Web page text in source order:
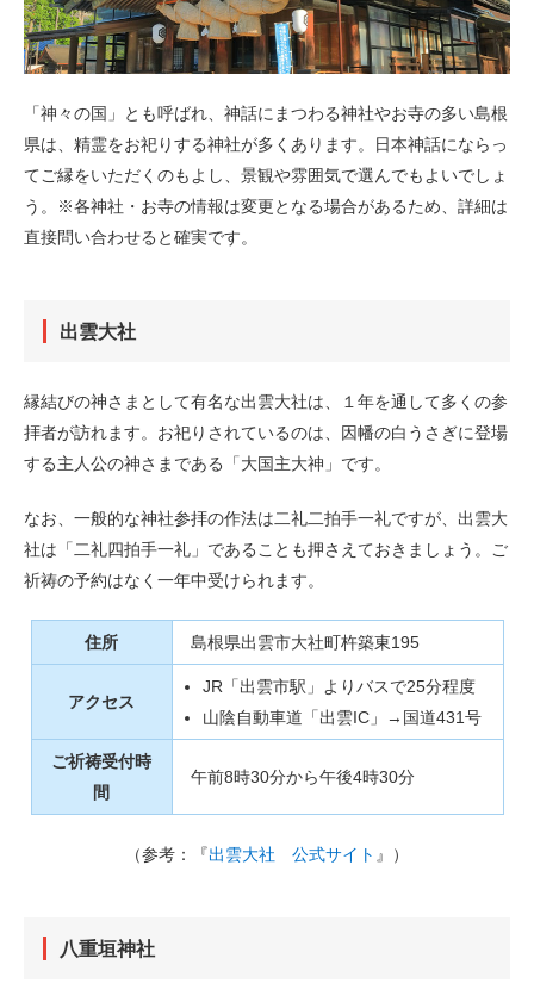
「神々の国」とも呼ばれ、神話にまつわる神社やお寺の多い島根
県は、精霊をお祀りする神社が多くあります。日本神話にならっ
てご縁をいただくのもよし、景観や雰囲気で選んでもよいでしょ
う。※各神社・お寺の情報は変更となる場合があるため、詳細は
直接問い合わせると確実です。
出雲大社
縁結びの神さまとして有名な出雲大社は、１年を通して多くの参
拝者が訪れます。お祀りされているのは、因幡の白うさぎに登場
する主人公の神さまである「大国主大神」です。
なお、一般的な神社参拝の作法は二礼二拍手一礼ですが、出雲大
社は「二礼四拍手一礼」であることも押さえておきましょう。ご
祈祷の予約はなく一年中受けられます。
住所 島根県出雲市大社町杵築東195
アクセス
JR「出雲市駅」よりバスで25分程度
山陰自動車道「出雲IC」→国道431号
ご祈祷受付時
間
午前8時30分から午後4時30分
（参考：『出雲大社 公式サイト 』）
八重垣神社